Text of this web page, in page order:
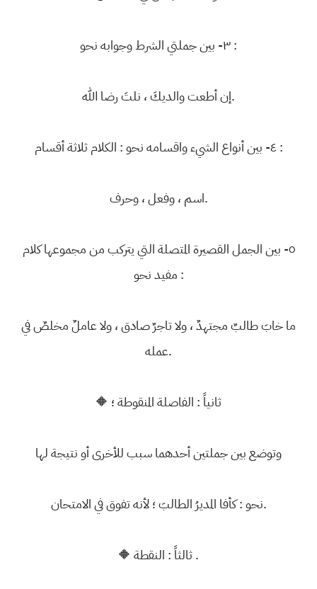
٣- بين جملتي الشرط وجوابه نحو :
إن أطعت والديكَ ، نلتَ رضا الله.
٤- بين أنواع الشيء واقسامه نحو : الكلام ثلاثة أقسام :
اسم ، وفعل ، وحرف.
٥- بين الجمل القصيرة المتصلة التي يتركب من مجموعها كلام
مفيد نحو :
ما خابَ طالبٌ مجتهدٌ ، ولا تاجرٌ صادق ، ولا عاملٌ مخلصٌ في
عمله.
🔶 ثانياً : الفاصلة المنقوطة ؛
وتوضع بين جملتين أحدهما سبب للأخرى أو نتيجة لها
نحو : كأفا المديرُ الطالبَ ؛ لأنه تفوق في الامتحان.
🔶 ثالثاً : النقطة .